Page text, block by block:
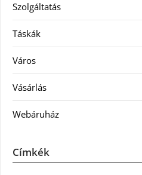
Szolgáltatás
Táskák
Város
Vásárlás
Webáruház
Címkék